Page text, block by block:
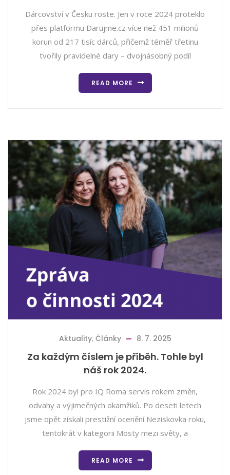
Dárcovství v Česku roste. Jen v roce 2024 proteklo
přes platformu Darujme.cz více než 451 milionů
korun od 217 tisíc dárců, přičemž téměř třetinu
tvořily pravidelné dary – dvojnásobný podíl
READ MORE
Aktuality, Články 8. 7. 2025
Za každým číslem je příběh. Tohle byl
náš rok 2024.
Rok 2024 byl pro IQ Roma servis rokem změn,
odvahy a výjimečných okamžiků. Po deseti letech
jsme opět získali prestižní ocenění Neziskovka roku,
tentokrát v kategorii Mosty mezi světy, a
READ MORE